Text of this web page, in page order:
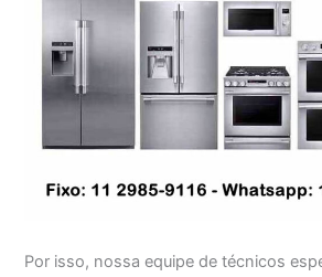
Por isso, nossa equipe de técnicos